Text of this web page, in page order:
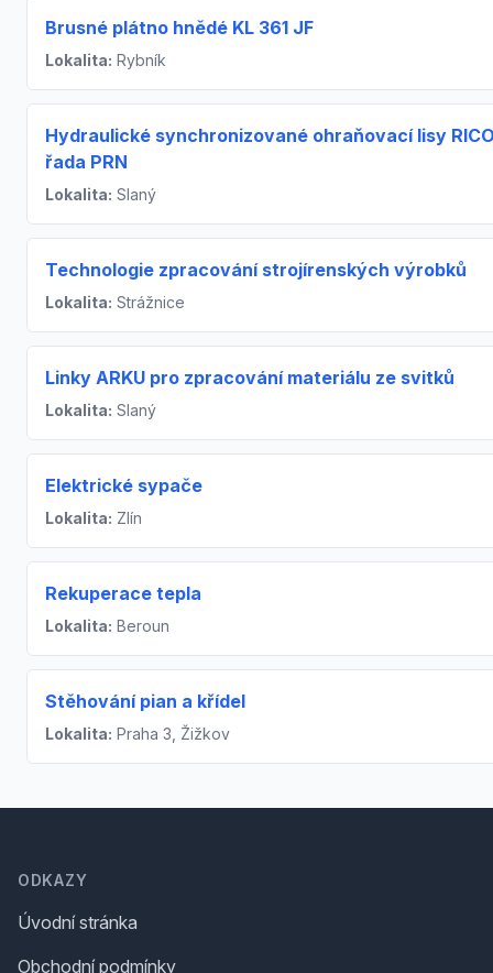
Brusné plátno hnědé KL 361 JF
Lokalita: Rybník
Hydraulické synchronizované ohraňovací lisy
řada PRN
Lokalita: Slaný
Technologie zpracování strojírenských výrobků
Lokalita: Strážnice
Linky ARKU pro zpracování materiálu ze svitků
Lokalita: Slaný
Elektrické sypače
Lokalita: Zlín
Rekuperace tepla
Lokalita: Beroun
Stěhování pian a křídel
Lokalita: Praha 3, Žižkov
ODKAZY
Úvodní stránka
Obchodní podmínky